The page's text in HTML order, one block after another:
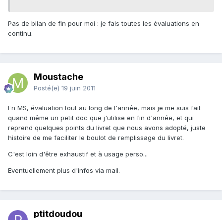
Pas de bilan de fin pour moi : je fais toutes les évaluations en
continu.
Moustache
Posté(e) 19 juin 2011
En MS, évaluation tout au long de l'année, mais je me suis fait
quand même un petit doc que j'utilise en fin d'année, et qui
reprend quelques points du livret que nous avons adopté, juste
histoire de me faciliter le boulot de remplissage du livret.
C'est loin d'être exhaustif et à usage perso...
Eventuellement plus d'infos via mail.
ptitdoudou